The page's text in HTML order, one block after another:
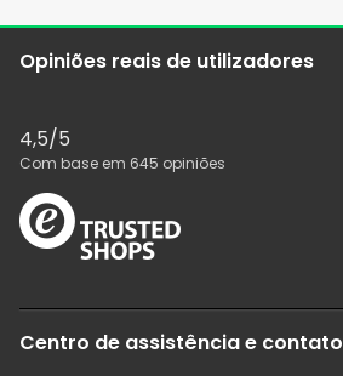
Opiniões reais de utilizadores
4,5/5
Com base em 645 opiniões
Centro de assistência e contato